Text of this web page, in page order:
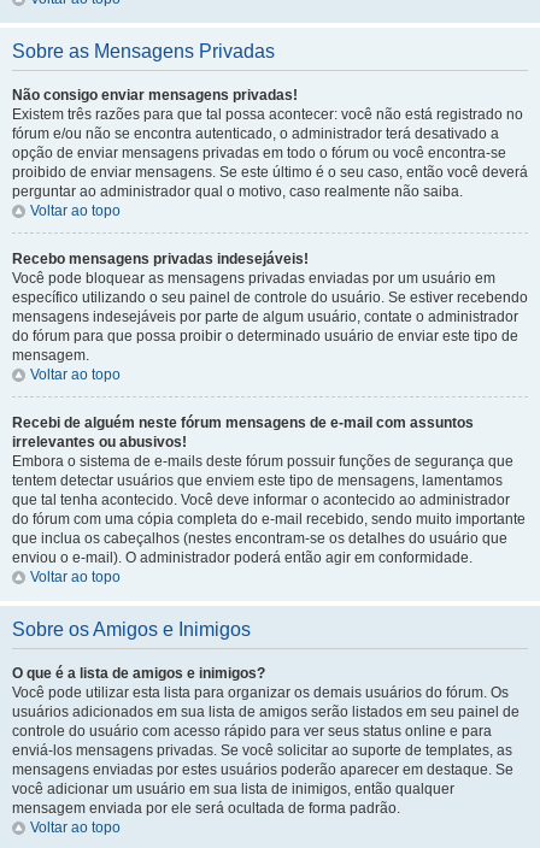
Sobre as Mensagens Privadas
Não consigo enviar mensagens privadas!
Existem três razões para que tal possa acontecer: você não está registrado no
fórum e/ou não se encontra autenticado, o administrador terá desativado a
opção de enviar mensagens privadas em todo o fórum ou você encontra-se
proibido de enviar mensagens. Se este último é o seu caso, então você deverá
perguntar ao administrador qual o motivo, caso realmente não saiba.
Voltar ao topo
Recebo mensagens privadas indesejáveis!
Você pode bloquear as mensagens privadas enviadas por um usuário em
específico utilizando o seu painel de controle do usuário. Se estiver recebendo
mensagens indesejáveis por parte de algum usuário, contate o administrador
do fórum para que possa proibir o determinado usuário de enviar este tipo de
mensagem.
Voltar ao topo
Recebi de alguém neste fórum mensagens de e-mail com assuntos
irrelevantes ou abusivos!
Embora o sistema de e-mails deste fórum possuir funções de segurança que
tentem detectar usuários que enviem este tipo de mensagens, lamentamos
que tal tenha acontecido. Você deve informar o acontecido ao administrador
do fórum com uma cópia completa do e-mail recebido, sendo muito importante
que inclua os cabeçalhos (nestes encontram-se os detalhes do usuário que
enviou o e-mail). O administrador poderá então agir em conformidade.
Voltar ao topo
Sobre os Amigos e Inimigos
O que é a lista de amigos e inimigos?
Você pode utilizar esta lista para organizar os demais usuários do fórum. Os
usuários adicionados em sua lista de amigos serão listados em seu painel de
controle do usuário com acesso rápido para ver seus status online e para
enviá-los mensagens privadas. Se você solicitar ao suporte de templates, as
mensagens enviadas por estes usuários poderão aparecer em destaque. Se
você adicionar um usuário em sua lista de inimigos, então qualquer
mensagem enviada por ele será ocultada de forma padrão.
Voltar ao topo